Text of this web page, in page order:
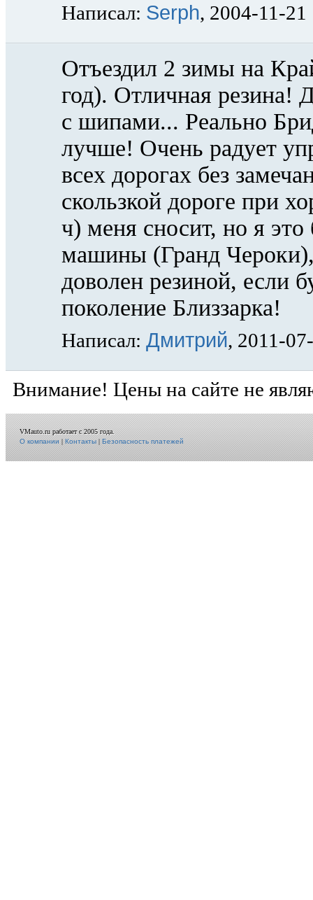
Написал: Serph, 2004-11-21
Отъездил 2 зимы на
год). Отличная резина!
с шипами... Реально
лучше! Очень радует
всех дорогах без
скользкой дороге при
ч) меня сносит, но я
машины (Гранд
доволен резиной, если
поколение Близзарка!
Написал: Дмитрий, 2011-
Внимание! Цены на сайте не
VMauto.ru работает с 2005 года.
О компании|Контакты|Безопасность платежей